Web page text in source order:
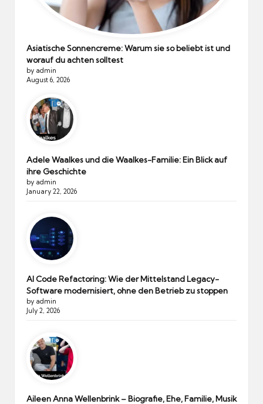
Asiatische Sonnencreme: Warum sie so beliebt ist und
worauf du achten solltest
by admin
August 6, 2026
Adele Waalkes und die Waalkes-Familie: Ein Blick auf
ihre Geschichte
by admin
January 22, 2026
AI Code Refactoring: Wie der Mittelstand Legacy-
Software modernisiert, ohne den Betrieb zu stoppen
by admin
July 2, 2026
Aileen Anna Wellenbrink – Biografie, Ehe, Familie, Musik